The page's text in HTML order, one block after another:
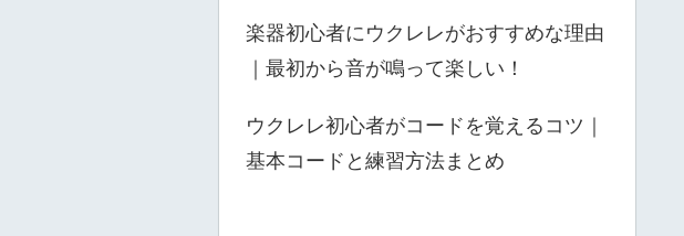
楽器初心者にウクレレがおすすめな理由
｜最初から音が鳴って楽しい！
ウクレレ初心者がコードを覚えるコツ｜
基本コードと練習方法まとめ